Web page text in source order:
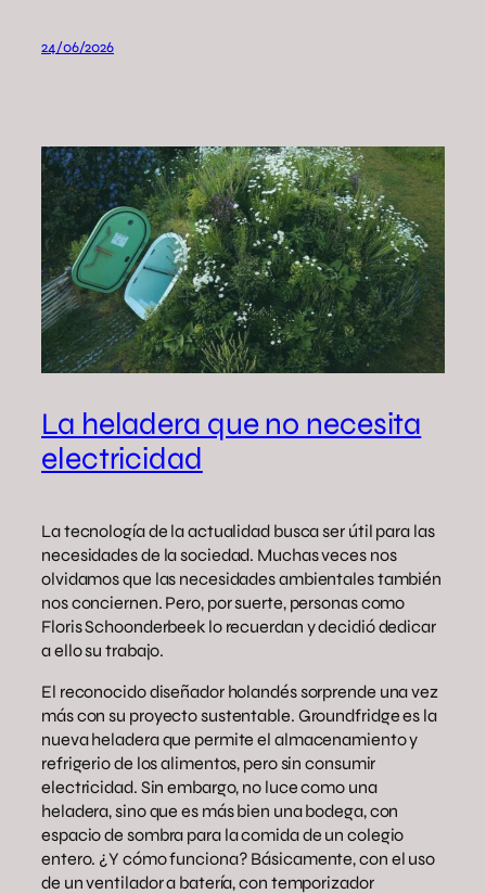
24/06/2026
La heladera que no necesita
electricidad
La tecnología de la actualidad busca ser útil para las
necesidades de la sociedad. Muchas veces nos
olvidamos que las necesidades ambientales también
nos conciernen. Pero, por suerte, personas como
Floris Schoonderbeek lo recuerdan y decidió dedicar
a ello su trabajo.
El reconocido diseñador holandés sorprende una vez
más con su proyecto sustentable. Groundfridge es la
nueva heladera que permite el almacenamiento y
refrigerio de los alimentos, pero sin consumir
electricidad. Sin embargo, no luce como una
heladera, sino que es más bien una bodega, con
espacio de sombra para la comida de un colegio
entero. ¿Y cómo funciona? Básicamente, con el uso
de un ventilador a batería, con temporizador